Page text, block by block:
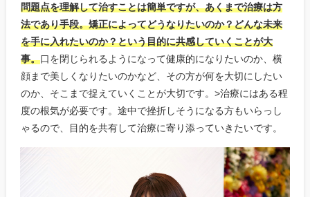
問題点を理解して治すことは簡単ですが、あくまで治療は方
法であり手段。矯正によってどうなりたいのか？どんな未来
を手に入れたいのか？という目的に共感していくことが大
事。口を閉じられるようになって健康的になりたいのか、横
顔まで美しくなりたいのかなど、その方が何を大切にしたい
のか、そこまで捉えていくことが大切です。>治療にはある程
度の根気が必要です。途中で挫折しそうになる方もいらっし
ゃるので、目的を共有して治療に寄り添っていきたいです。